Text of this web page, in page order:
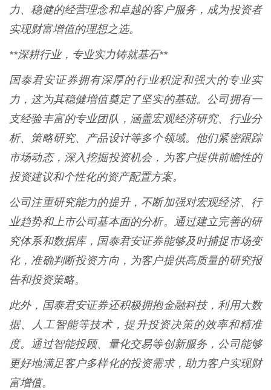
力、稳健的经营理念和卓越的客户服务，成为投资者
实现财富增值的理想之选。
**深耕行业，专业实力铸就基石**
国泰君安证券拥有深厚的行业积淀和强大的专业实
力，这为其稳健增值奠定了坚实的基础。公司拥有一
支经验丰富的专业团队，涵盖宏观经济研究、行业分
析、策略研究、产品设计等多个领域。他们紧密跟踪
市场动态，深入挖掘投资机会，为客户提供前瞻性的
投资建议和个性化的资产配置方案。
公司注重研究能力的提升，不断加强对宏观经济、行
业趋势和上市公司基本面的分析。通过建立完善的研
究体系和数据库，国泰君安证券能够及时捕捉市场变
化，准确判断投资方向，为客户提供高质量的研究报
告和投资策略。
此外，国泰君安证券还积极拥抱金融科技，利用大数
据、人工智能等技术，提升投资决策的效率和精准
度。通过智能投顾、量化交易等创新服务，公司能够
更好地满足客户多样化的投资需求，助力客户实现财
富增值。